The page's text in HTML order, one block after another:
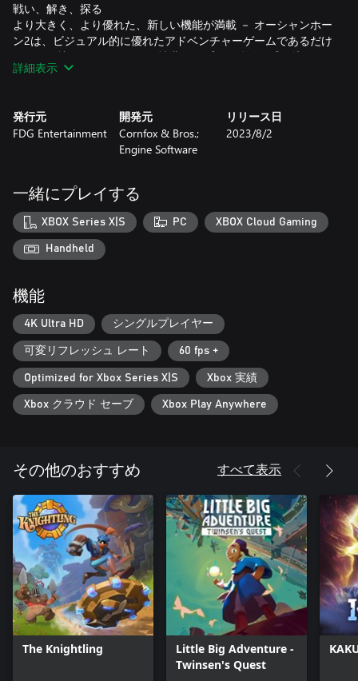
戦い、解き、探る
より大きく、より優れた、新しい機能が満載 － オーシャンホー
ン2は、ビジュアル的に優れたアドベンチャーゲームであるだけ
でなく、懐かしのゲームに個性豊かなプレイ体験を盛り込んだ
作品だ。強力なアイテムを集め、キャスターガンを使い、古代
完全体験
このバージョンには、すべてのクオリティ・オブ・ライフとコ
詳細表示
発行元
FDG Entertainment
開発元
Cornfox & Bros.;
Engine Software
リリース日
2023/8/2
一緒にプレイする
XBOX Series X|S PC XBOX Cloud Gaming
Handheld
機能
4K Ultra HD シングルプレイヤー
可変リフレッシュ レート 60 fps +
Optimized for Xbox Series X|S Xbox 実績
Xbox クラウド セーブ Xbox Play Anywhere
その他のおすすめ すべて表示
The Knightling
Little Big Adventure -
Twinsen's Quest